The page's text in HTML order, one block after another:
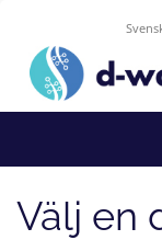
Välj en